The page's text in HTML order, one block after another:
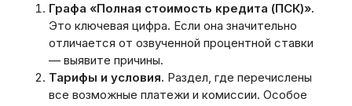
Графа «Полная стоимость кредита (ПСК)».
Это ключевая цифра. Если она значительно
отличается от озвученной процентной ставки
— выявите причины.
Тарифы и условия. Раздел, где перечислены
все возможные платежи и комиссии. Особое